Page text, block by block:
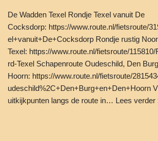
De Wadden Texel Rondje Texel vanuit De
Cocksdorp: https://www.route.nl/fietsroute/
el+vanuit+De+Cocksdorp Rondje rustig
Texel: https://www.route.nl/fietsroute/
rd-Texel Schapenroute Oudeschild, Den
Hoorn: https://www.route.nl/fietsroute/
udeschild%2C+Den+Burg+en+Den+Hoorn
uitkijkpunten langs de route in… Lees verder